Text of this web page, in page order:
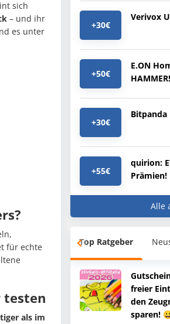
sich
– und ihr
es unter
für echte
testen
als im
+30€
Verivox
+50€
E.ON
+30€
Bitpanda
+55€
quirion:
Alle
Top Ratgeber
freier
den
sparen!